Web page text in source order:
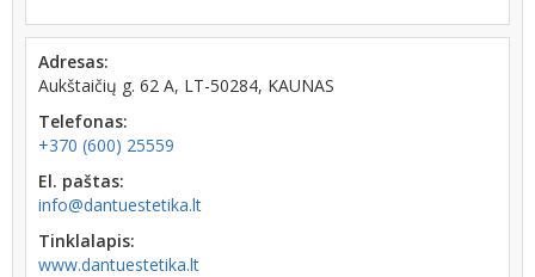
Adresas:
Aukštaičių g. 62 A, LT-50284, KAUNAS
Telefonas:
+370 (600) 25559
El. paštas:
info@dantuestetika.lt
Tinklalapis:
www.dantuestetika.lt